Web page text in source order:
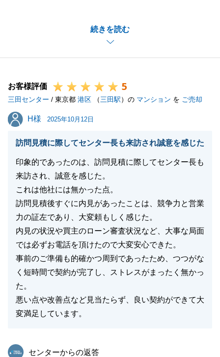
続きを読む
はかなり好印象でした。
これもＭ様の多大なるご協力のおかげです。ありがと
うございます。
し付けくださいませ。
よろしくお願い申し上げます。
閉じる
お客様評価 5
三田センター / 東京都 港区 （三田駅）の マンション を ご売却
H様
H様 2025年10月12日
訪問見積に際してセンター長も来訪され誠意を感じた
印象的であったのは、訪問見積に際してセンター長も
来訪され、誠意を感じた。
これは他社には無かった点。
訪問見積後すぐに内見があったことは、競争力と営業
力の証左であり、大変頼もしく感じた。
内見の状況や買主のローン審査状況など、大事な局面
では必ずお電話を頂けたので大変安心できた。
事前のご準備も的確かつ周到であったため、つつがな
く短時間で契約が完了し、ストレスがまったく無かっ
た。
悪い点や改善点など見当たらず、良い契約ができて大
変満足しています。
東急リバブル
センターからの返答